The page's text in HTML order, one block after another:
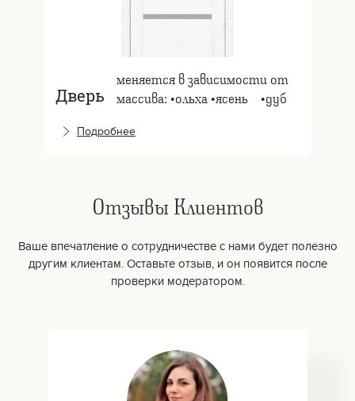
Дверь
меняется в зависимости от
массива: •ольха •ясень⠀ •дуб
Подробнее
Отзывы Клиентов
Ваше впечатление о сотрудничестве с нами будет полезно
другим клиентам. Оставьте отзыв, и он появится после
проверки модератором.